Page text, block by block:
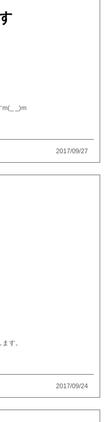
m(_ _)m
2017/09/27
す。
2017/09/24